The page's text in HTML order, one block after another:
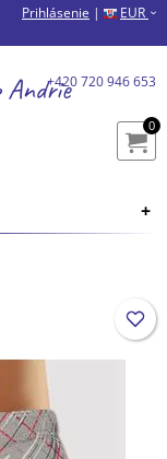
Prihlásenie | EUR ›
Andrie
0
+420 720 946 653